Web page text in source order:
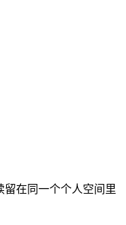
在同一个个人空间里